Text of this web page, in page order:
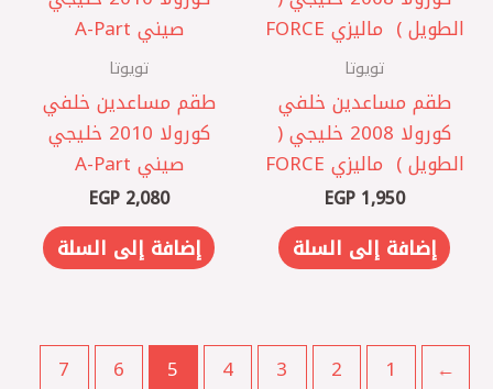
تويوتا
طقم مساعدين خلفي
كورولا 2008 خليجي (
الطويل ) ‏ ماليزي FORCE
EGP1,950
إضافة إلى السلة
تويوتا
طقم مساعدين خلفي
كورولا 2010 خليجي
صيني A-Part
EGP2,080
إضافة إلى السلة
→
1
2
3
4
5
6
7